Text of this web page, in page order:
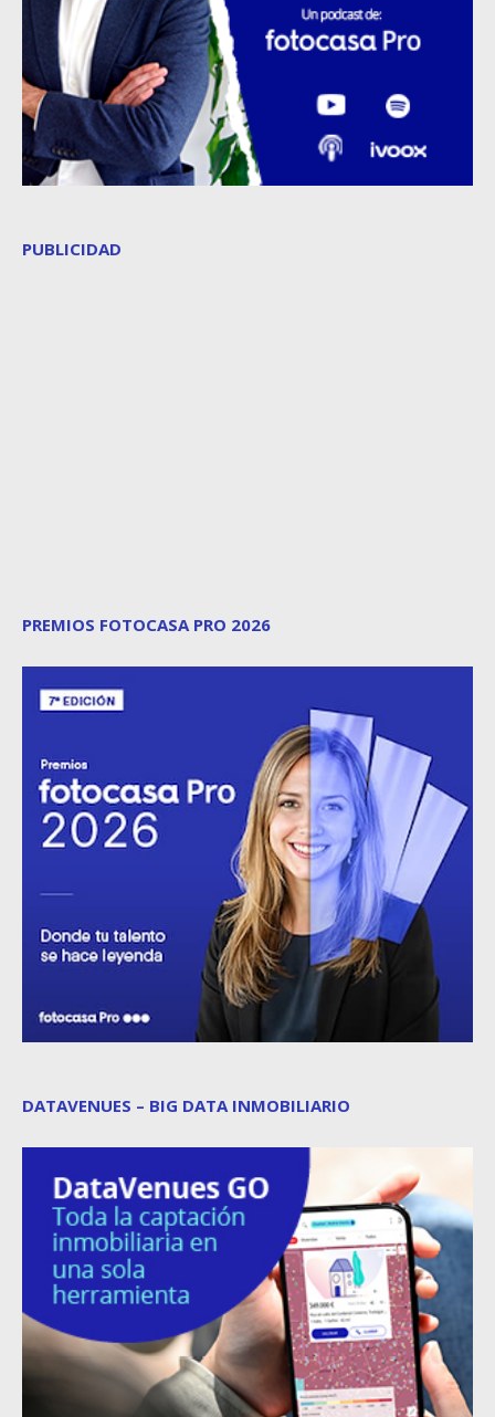
PUBLICIDAD
PREMIOS FOTOCASA PRO 2026
DATAVENUES – BIG DATA INMOBILIARIO